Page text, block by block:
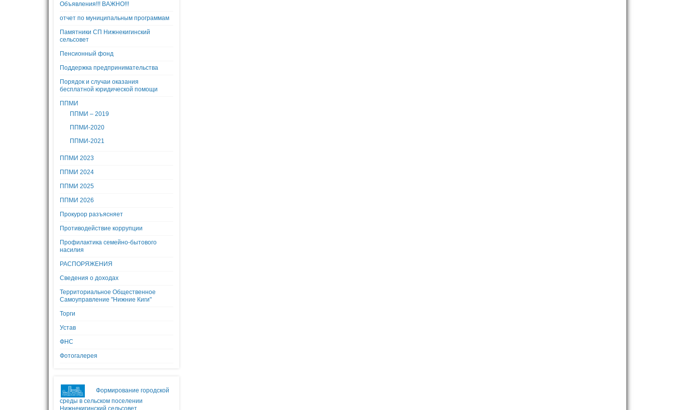
Объявления!!! ВАЖНО!!!
отчет по муниципальным программам
Памятники СП Нижнекигинский
сельсовет
Пенсионный фонд
Поддержка предпринимательства
Порядок и случаи оказания
бесплатной юридической помощи
ППМИ
ППМИ – 2019
ППМИ-2020
ППМИ-2021
ППМИ 2023
ППМИ 2024
ППМИ 2025
ППМИ 2026
Прокурор разъясняет
Противодействие коррупции
Профилактика семейно-бытового
насилия
РАСПОРЯЖЕНИЯ
Сведения о доходах
Территориальное Общественное
Самоуправление "Нижние Киги"
Торги
Устав
ФНС
Фотогалерея
Формирование городской
среды в сельском поселении
Нижнекигинский сельсовет